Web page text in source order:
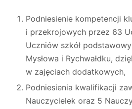
Podniesienie kompetencji
i przekrojowych przez 63
Uczniów szkół
Mysłowa i Rychwałdku,
w zajęciach dodatkowych,
Podniesienia kwalifikacji
Nauczycielek oraz 5